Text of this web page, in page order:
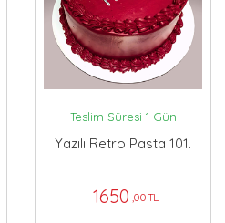
Teslim Süresi 1 Gün
Yazılı Retro Pasta 101.
1650 ,00 TL